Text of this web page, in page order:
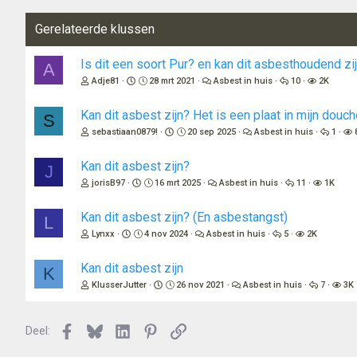
Gerelateerde klussen
A Is dit een soort Pur? en kan dit asbesthoudend
Adje81 28 mrt 2021 Asbest in huis 10 2K
S Kan dit asbest zijn? Het is een plaat in mijn
sebastiaan0879! 20 sep 2025 Asbest in huis 1
J Kan dit asbest zijn?
jorisB97 16 mrt 2025 Asbest in huis 11 1K
L Kan dit asbest zijn? (En asbestangst)
Lynxx 4 nov 2024 Asbest in huis 5 2K
K Kan dit asbest zijn
KlusserJutter 26 nov 2021 Asbest in huis 7 3K
Deel: Facebook
BlueskyLinkedInPinterest
Link